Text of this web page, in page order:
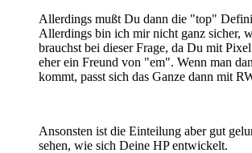
Allerdings mußt Du dann die "top"
Allerdings bin ich mir nicht ganz sicher,
brauchst bei dieser Frage, da Du mit
eher ein Freund von "em". Wenn man
kommt, passt sich das Ganze dann mit
Ansonsten ist die Einteilung aber gut
sehen, wie sich Deine HP entwickelt.